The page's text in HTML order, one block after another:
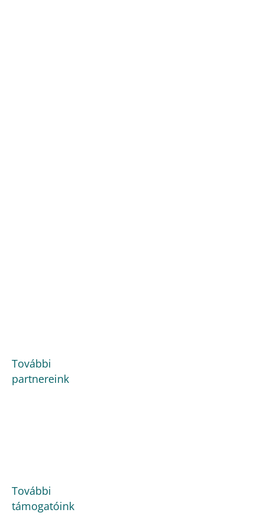
További
partnereink
További
támogatóink